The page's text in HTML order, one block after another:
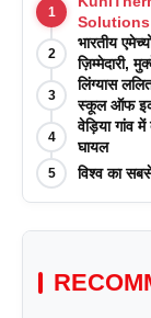
1
Solutions
2
भारतीय
ज़िम्मेदारी,
3
लिंग्यास
स्कूल ऑफ
पत्रिकाओं में
आयोजन किया
4
वेड़िया गांव
घायल
5 विश्व का